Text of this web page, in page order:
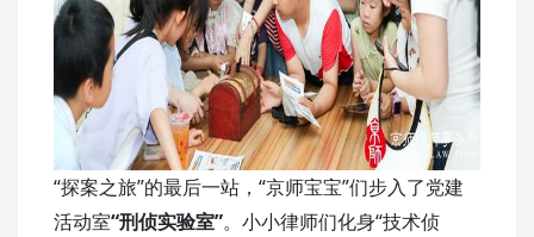
“探案之旅”的最后一站，“京师宝宝”们步入了党建
活动室“刑侦实验室”。小小律师们化身“技术侦